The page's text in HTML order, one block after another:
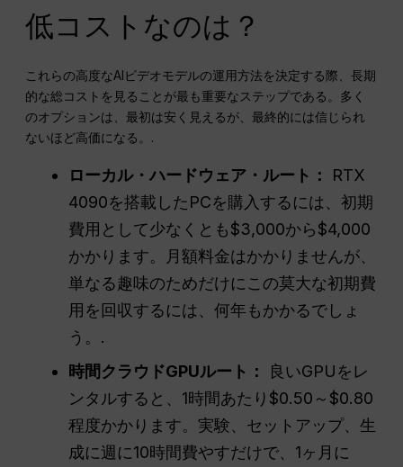
低コストなのは？
これらの高度なAIビデオモデルの運用方法を決定する際、長期
的な総コストを見ることが最も重要なステップである。多く
のオプションは、最初は安く見えるが、最終的には信じられ
ないほど高価になる。.
ローカル・ハードウェア・ルート：
RTX
4090を搭載したPCを購入するには、初期
費用として少なくとも$3,000から$4,000
かかります。月額料金はかかりませんが、
単なる趣味のためだけにこの莫大な初期費
用を回収するには、何年もかかるでしょ
う。.
時間クラウドGPUルート：
良いGPUをレ
ンタルすると、1時間あたり$0.50～$0.80
程度かかります。実験、セットアップ、生
成に週に10時間費やすだけで、1ヶ月に